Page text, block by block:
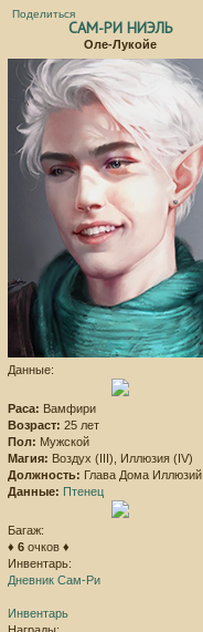
Поделиться
САМ-РИ НИЭЛЬ
Оле-Лукойе
Данные:
Раса: Вамфири
Возраст: 25 лет
Пол: Мужской
Магия: Воздух (III), Иллюзия (IV)
Должность: Глава Дома Иллюзий
Данные: Птенец
Багаж:
♦ 6 очков ♦
Инвентарь:
Дневник Сам-Ри
Инвентарь